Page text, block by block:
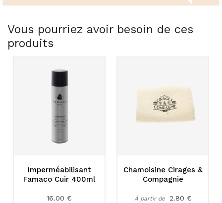
Vous pourriez avoir besoin de ces
produits
Imperméabilisant
Famaco Cuir 400ml
16.00 €
Chamoisine Cirages &
Compagnie
À partir de 2.80 €